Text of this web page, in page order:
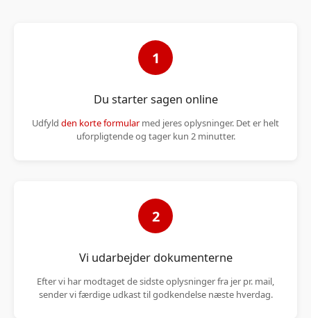
1
Du starter sagen online
Udfyld den korte formularmed jeres oplysninger. Det er helt
uforpligtende og tager kun 2 minutter.
2
Vi udarbejder dokumenterne
Efter vi har modtaget de sidste oplysninger fra jer pr. mail,
sender vi færdige udkast til godkendelse næste hverdag.